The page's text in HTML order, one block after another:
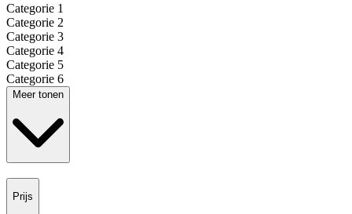
Categorie 1
Categorie 2
Categorie 3
Categorie 4
Categorie 5
Categorie 6
Meer tonen
Prijs